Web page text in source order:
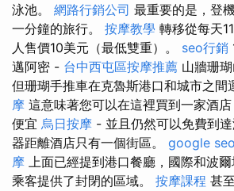
泳池。 網路行銷公司 最重要的是，登
一分鐘的旅行。 按摩教學 轉移從每天
人售價10美元（最低雙重）。 seo行銷
邁阿密 - 台中西屯區按摩推薦 山牆珊
但珊瑚手推車在克魯斯港口和城市之間
摩 這意味著您可以在這裡買到一家酒店
便宜 烏日按摩 - 並且仍然可以免費到
器距離酒店只有一個街區。 google
摩 上面已經提到港口餐廳，國際和波
乘客提供了封閉的區域。 按摩課程 甚